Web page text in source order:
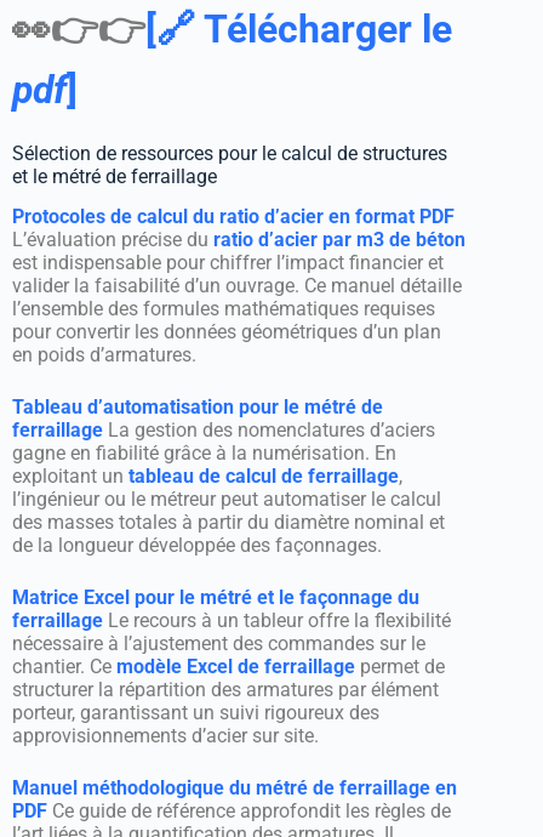
👀👉👉[🔗 Télécharger le
pdf]
Sélection de ressources pour le calcul de structures
et le métré de ferraillage
Protocoles de calcul du ratio d’acier en format PDF
L’évaluation précise du ratio d’acier par m3 de béton
est indispensable pour chiffrer l’impact financier et
valider la faisabilité d’un ouvrage. Ce manuel détaille
l’ensemble des formules mathématiques requises
pour convertir les données géométriques d’un plan
en poids d’armatures.
Tableau d’automatisation pour le métré de
ferraillage La gestion des nomenclatures d’aciers
gagne en fiabilité grâce à la numérisation. En
exploitant un tableau de calcul de ferraillage,
l’ingénieur ou le métreur peut automatiser le calcul
des masses totales à partir du diamètre nominal et
de la longueur développée des façonnages.
Matrice Excel pour le métré et le façonnage du
ferraillage Le recours à un tableur offre la flexibilité
nécessaire à l’ajustement des commandes sur le
chantier. Ce modèle Excel de ferraillage permet de
structurer la répartition des armatures par élément
porteur, garantissant un suivi rigoureux des
approvisionnements d’acier sur site.
Manuel méthodologique du métré de ferraillage en
PDF Ce guide de référence approfondit les règles de